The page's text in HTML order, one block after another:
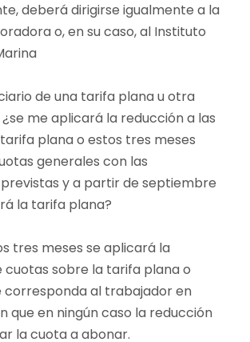
deberá dirigirse igualmente a la
o, en su caso, al Instituto
de una tarifa plana u otra
me aplicará la reducción a las
plana o estos tres meses
generales con las
y a partir de septiembre
la tarifa plana?
tres meses se aplicará la
cuotas sobre la tarifa plana o
corresponda al trabajador en
que en ningún caso la reducción
la cuota a abonar.